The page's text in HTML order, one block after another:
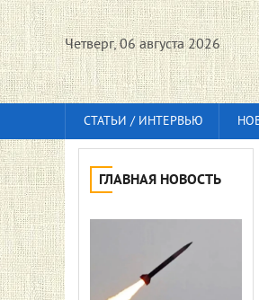
Четверг, 06 августа 2026
СТАТЬИ / ИНТЕРВЬЮ
ГЛАВНАЯ НОВОСТЬ